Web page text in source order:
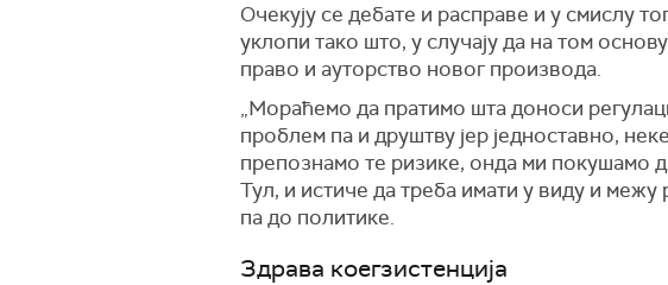
Очекују се дебате и расправе и у смислу
уклопи тако што, у случају да на том
право и ауторство новог производа.
„Мораћемо да пратимо шта доноси
проблем па и друштву јер једноставно,
препознамо те ризике, онда ми покушамо
Тул, и истиче да треба имати у виду и
па до политике.
Здрава коегзистенција